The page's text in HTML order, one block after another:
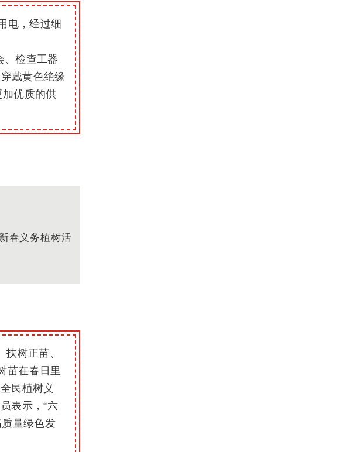
电，经过细
、检查工器
戴黄色绝缘
优质的供
春义务植树活
树正苗、
苗在春日里
民植树义
表示，“六
量绿色发